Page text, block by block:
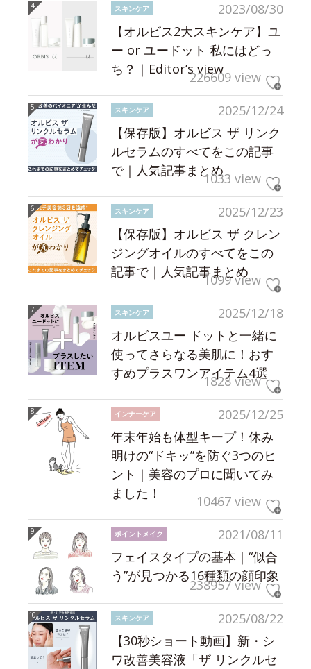
2023/08/30
スキンケア
【オルビス2大スキンケア】ユ
ー or ユードット 私にはどっ
ち？｜Editor’s view226609 view
2025/12/24
スキンケア
【保存版】オルビス ザ リンク
ルセラムのすべてをこの記事
で｜人気記事まとめ1033 view
2025/12/23
スキンケア
【保存版】オルビス ザ クレン
ジングオイルのすべてをこの
記事で｜人気記事まとめ
1099 view
2025/12/18
スキンケア
オルビスユー ドットと一緒に
使ってさらなる美肌に！おす
すめプラスワンアイテム4選
1828 view
2025/12/25
インナーケア
年末年始も体型キープ！休み
明けの“ドキッ”を防ぐ3つのヒ
ント｜美容のプロに聞いてみ
ました！
10467 view
2021/08/11
ポイントメイク
フェイスタイプの基本｜“似合
う”が見つかる16種類の顔印象
238957 view
2025/08/22
スキンケア
【30秒ショート動画】新・シ
ワ改善美容液「ザ リンクルセ